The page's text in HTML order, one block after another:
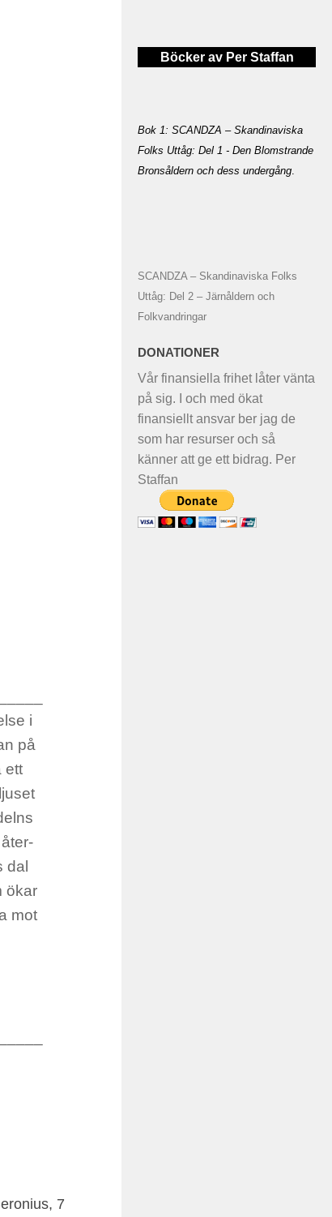
i
på
ett
dal
ökar
mot
7
Böcker av Per Staffan
Bok 1: SCANDZA – Skandinaviska
Folks Uttåg: Del 1 - Den Blomstrande
Bronsåldern och dess undergång.
SCANDZA – Skandinaviska Folks
Uttåg: Del 2 – Järnåldern och
Folkvandringar
DONATIONER
Vår finansiella frihet låter vänta
på sig. I och med ökat
finansiellt ansvar ber jag de
som har resurser och så
känner att ge ett bidrag. Per
Staffan